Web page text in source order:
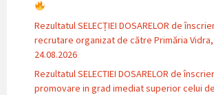
Rezultatul SELECȚIEI DOSARELOR de
recrutare organizat de către Primăria
24.08.2026
Rezultatul SELECTIEI DOSARELOR de
promovare in grad imediat superior celui